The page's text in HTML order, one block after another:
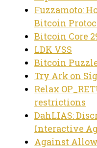
Fuzzamoto:
Bitcoin
Bitcoin Core
LDK VSS
Bitcoin
Try Ark on
Relax
restrictions
DahLIAS:
Interactive
Against